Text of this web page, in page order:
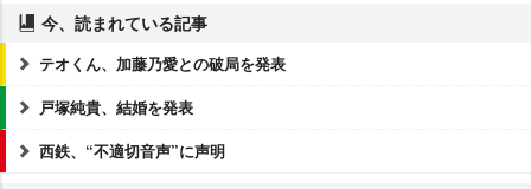
今、読まれている記事
テオくん、加藤乃愛との破局を発表
戸塚純貴、結婚を発表
西鉄、“不適切音声”に声明